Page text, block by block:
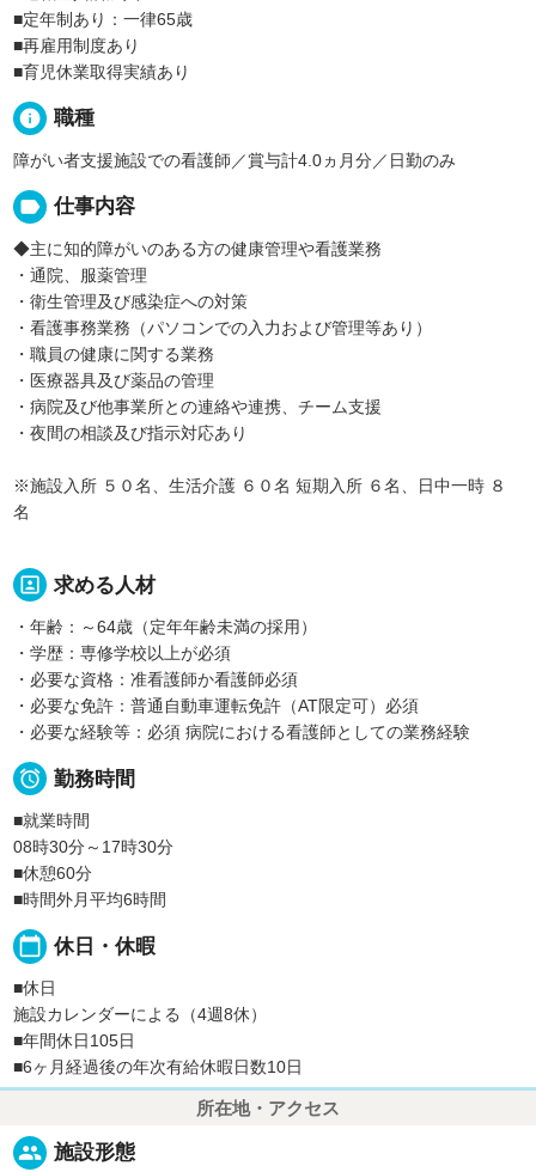
■定年制あり：一律65歳
■再雇用制度あり
■育児休業取得実績あり
info 職種
障がい者支援施設での看護師／賞与計4.0ヵ月分／日勤のみ
label 仕事内容
◆主に知的障がいのある方の健康管理や看護業務
・通院、服薬管理
・衛生管理及び感染症への対策
・看護事務業務（パソコンでの入力および管理等あり）
・職員の健康に関する業務
・医療器具及び薬品の管理
・病院及び他事業所との連絡や連携、チーム支援
・夜間の相談及び指示対応あり
※施設入所 ５０名、生活介護 ６０名 短期入所 ６名、日中一時 ８
名
portrait 求める人材
・年齢：～64歳（定年年齢未満の採用）
・学歴：専修学校以上が必須
・必要な資格：准看護師か看護師必須
・必要な免許：普通自動車運転免許（AT限定可）必須
・必要な経験等：必須 病院における看護師としての業務経験
 勤務時間
■就業時間
08時30分～17時30分
■休憩60分
■時間外月平均6時間
calendar_today 休日・休暇
■休日
施設カレンダーによる（4週8休）
■年間休日105日
■6ヶ月経過後の年次有給休暇日数10日
所在地・アクセス
people 施設形態